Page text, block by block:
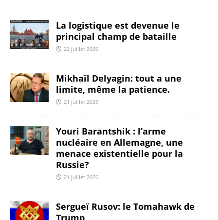
La logistique est devenue le
principal champ de bataille
22 juillet 2026
Mikhaïl Delyagin: tout a une
limite, même la patience.
21 juillet 2026
Youri Barantshik : l’arme
nucléaire en Allemagne, une
menace existentielle pour la
Russie?
21 juillet 2026
Sergueï Rusov: le Tomahawk de
Trump